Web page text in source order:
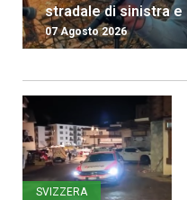
stradale di sinistra
07 Agosto 2026
SVIZZERA